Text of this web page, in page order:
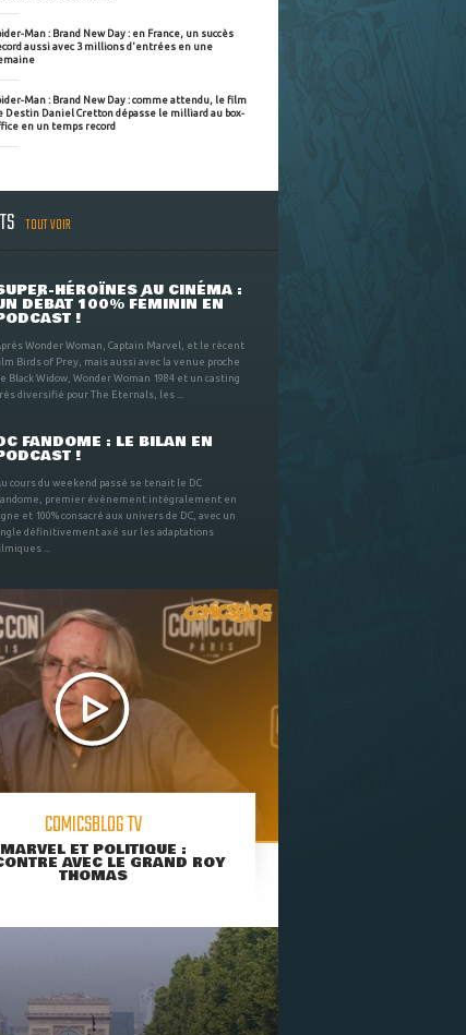
Man : Brand New Day : en France, un succès
aussi avec 3 millions d'entrées en une
Man : Brand New Day : comme attendu, le film
Destin Daniel Cretton dépasse le milliard au box-
en un temps record
TOUT VOIR
HÉROÏNES AU CINÉMA :
DÉBAT 100% FÉMININ EN
!
Wonder Woman, Captain Marvel, et le récent
Birds of Prey, mais aussi avec la venue proche
Black Widow, Wonder Woman 1984 et un casting
diversifié pour The Eternals, les ...
FANDOME : LE BILAN EN
!
cours du weekend passé se tenait le DC
premier évènement intégralement en
et 100% consacré aux univers de DC, avec un
définitivement axé sur les adaptations
...
COMICSBLOG TV
MARVEL ET POLITIQUE :
AVEC LE GRAND ROY
THOMAS